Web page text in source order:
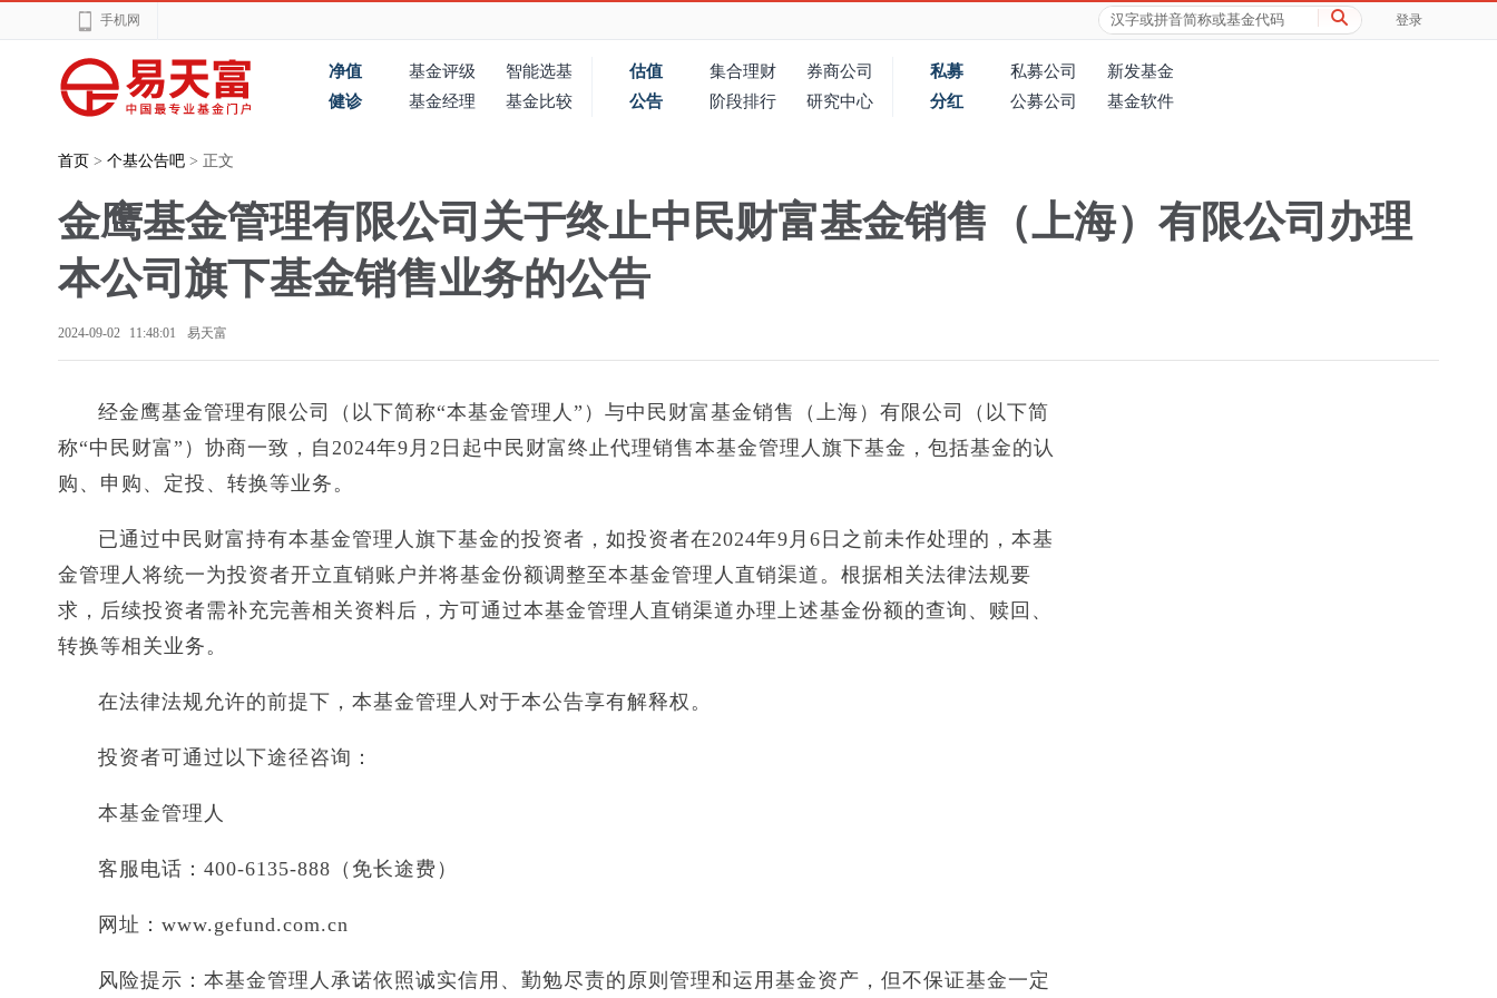
手机网 登录
净值 基金评级
智能选基
健诊
基金经理 基金比较
估值 集合理财
券商公司
公告
阶段排行 研究中心
私募 私募公司
新发基金
分红
公募公司 基金软件
首页 > 个基公告吧 > 正文
金鹰基金管理有限公司关于终止中民财富基金销售（上海）有限公司办理
本公司旗下基金销售业务的公告
2024-09-02 11:48:01 易天富
经金鹰基金管理有限公司（以下简称“本基金管理人”）与中民财富基金销售（上海）有限公司（以下简
称“中民财富”）协商一致，自2024年9月2日起中民财富终止代理销售本基金管理人旗下基金，包括基金的认
购、申购、定投、转换等业务。
已通过中民财富持有本基金管理人旗下基金的投资者，如投资者在2024年9月6日之前未作处理的，本基
金管理人将统一为投资者开立直销账户并将基金份额调整至本基金管理人直销渠道。根据相关法律法规要
求，后续投资者需补充完善相关资料后，方可通过本基金管理人直销渠道办理上述基金份额的查询、赎回、
转换等相关业务。
在法律法规允许的前提下，本基金管理人对于本公告享有解释权。
投资者可通过以下途径咨询：
本基金管理人
客服电话：400-6135-888（免长途费）
网址：www.gefund.com.cn
风险提示：本基金管理人承诺依照诚实信用、勤勉尽责的原则管理和运用基金资产，但不保证基金一定